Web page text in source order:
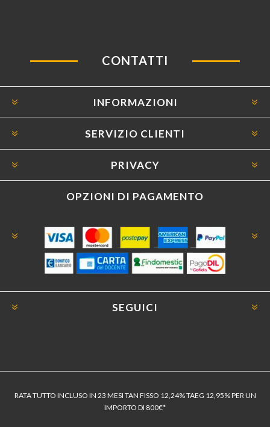
CONTATTI
INFORMAZIONI
SERVIZIO CLIENTI
PRIVACY
OPZIONI DI PAGAMENTO
SEGUICI
RATA TUTTO INCLUSO IN 23 MESI TAN FISSO 12,24% TAEG 12,95% PER UN
IMPORTO DI 800€*